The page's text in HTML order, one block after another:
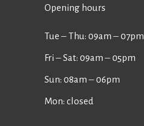
Opening hours
Tue ‒ Thu: 09am ‒ 07pm
Fri ‒ Sat: 09am ‒ 05pm
Sun: 08am ‒ 06pm
Mon: closed